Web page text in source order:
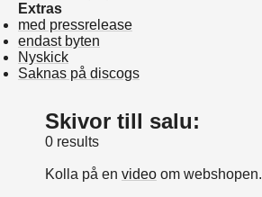
Extras
med pressrelease
endast byten
Nyskick
Saknas på discogs
Skivor till salu:
0 results
Kolla på en video om webshopen.